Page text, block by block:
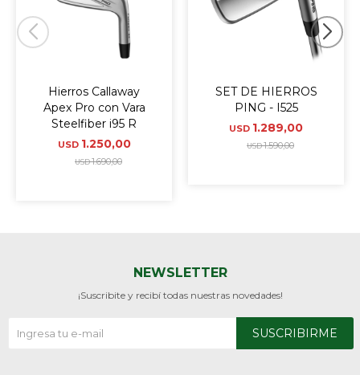
Hierros Callaway
Apex Pro con Vara
Steelfiber i95 R
USD 1.250,00
USD1.690,00
SET DE HIERROS
PING - I525
USD 1.289,00
USD1.590,00
NEWSLETTER
¡Suscribite y recibí todas nuestras novedades!
SUSCRIBIRME